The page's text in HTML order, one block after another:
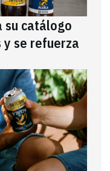
su catálogo
y se refuerza